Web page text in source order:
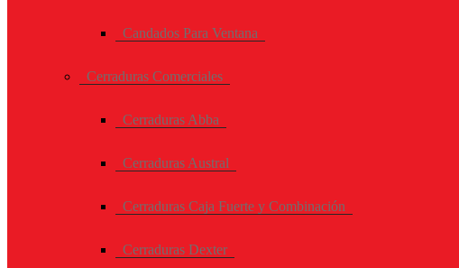
Candados Para Ventana
Cerraduras Comerciales
Cerraduras Abba
Cerraduras Austral
Cerraduras Caja Fuerte y Combinación
Cerraduras Dexter